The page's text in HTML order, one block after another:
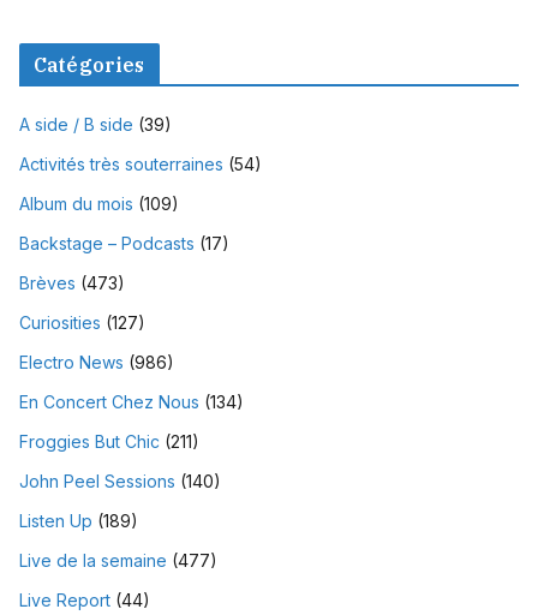
Catégories
A side / B side (39)
Activités très souterraines (54)
Album du mois (109)
Backstage – Podcasts (17)
Brèves (473)
Curiosities (127)
Electro News (986)
En Concert Chez Nous (134)
Froggies But Chic (211)
John Peel Sessions (140)
Listen Up (189)
Live de la semaine (477)
Live Report (44)